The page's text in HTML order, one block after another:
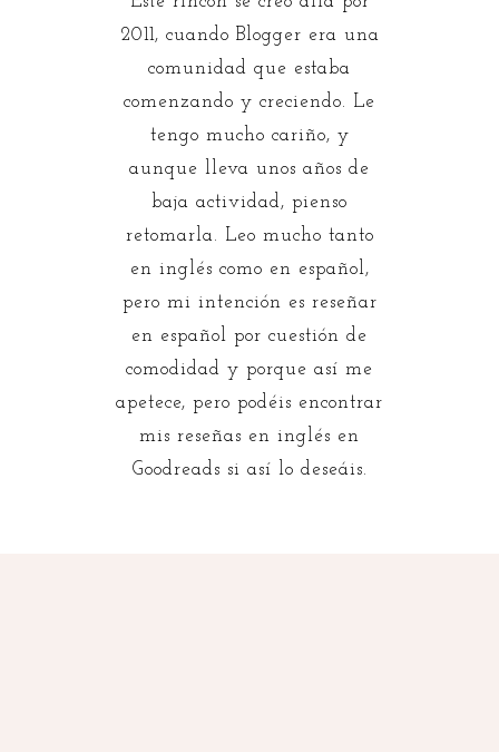
2011, cuando Blogger era una
comunidad que estaba
comenzando y creciendo. Le
tengo mucho cariño, y
aunque lleva unos años de
baja actividad, pienso
retomarla. Leo mucho tanto
en inglés como en español,
pero mi intención es reseñar
en español por cuestión de
comodidad y porque así me
apetece, pero podéis encontrar
mis reseñas en inglés en
Goodreads si así lo deseáis.